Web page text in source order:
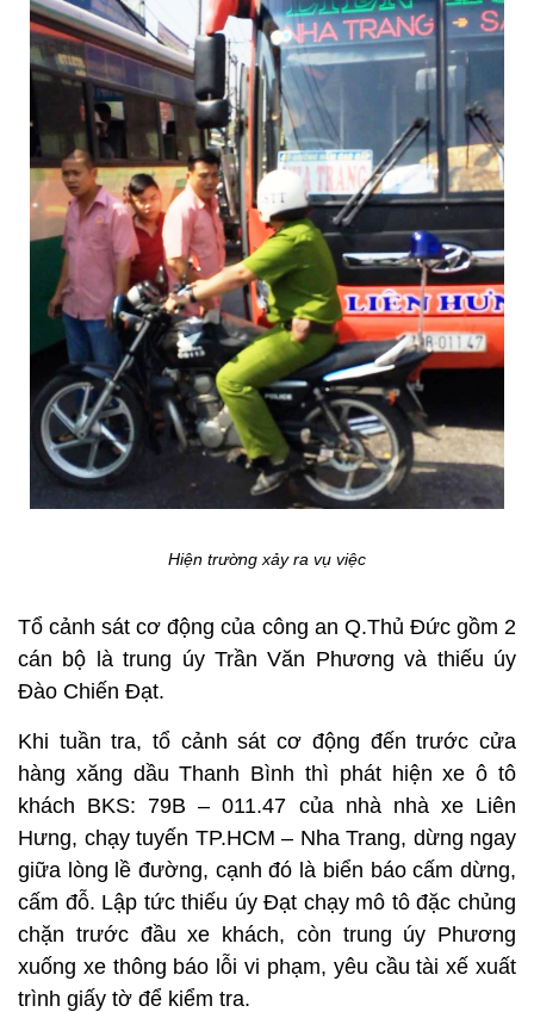
Hiện trường xảy ra vụ việc
Tổ cảnh sát cơ động của công an Q.Thủ Đức gồm 2
cán bộ là trung úy Trần Văn Phương và thiếu úy
Đào Chiến Đạt.
Khi tuần tra, tổ cảnh sát cơ động đến trước cửa
hàng xăng dầu Thanh Bình thì phát hiện xe ô tô
khách BKS: 79B – 011.47 của nhà nhà xe Liên
Hưng, chạy tuyến TP.HCM – Nha Trang, dừng ngay
giữa lòng lề đường, cạnh đó là biển báo cấm dừng,
cấm đỗ. Lập tức thiếu úy Đạt chạy mô tô đặc chủng
chặn trước đầu xe khách, còn trung úy Phương
xuống xe thông báo lỗi vi phạm, yêu cầu tài xế xuất
trình giấy tờ để kiểm tra.